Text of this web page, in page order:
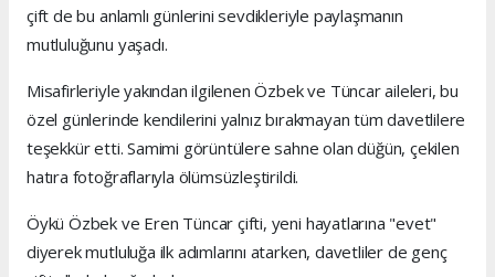
çift de bu anlamlı günlerini sevdikleriyle paylaşmanın
mutluluğunu yaşadı.
Misafirleriyle yakından ilgilenen Özbek ve Tüncar aileleri, bu
özel günlerinde kendilerini yalnız bırakmayan tüm davetlilere
teşekkür etti. Samimi görüntülere sahne olan düğün, çekilen
hatıra fotoğraflarıyla ölümsüzleştirildi.
Öykü Özbek ve Eren Tüncar çifti, yeni hayatlarına "evet"
diyerek mutluluğa ilk adımlarını atarken, davetliler de genç